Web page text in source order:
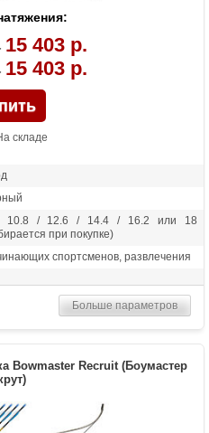
15 403 р.
15 403 р.
складе
/ 12.6 / 14.4 / 16.2 или 18
при покупке)
спортсменов, развлечения
плечи, тетива, полочка, 6 стрел
крага, напалечник, чехол-
колчан для стрел (текущий цвет
уточните у менеджера)
- алюминий, плечи - дерево с
спорт
Больше параметров
Bowmaster Recruit (Боумастер